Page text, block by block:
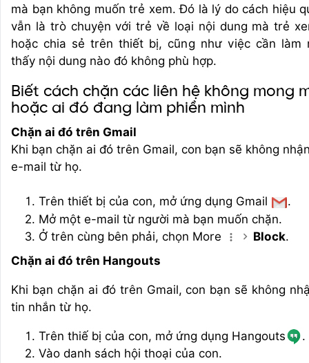
mà bạn không muốn trẻ xem. Đó là lý do cách hiệu
vẫn là trò chuyện với trẻ về loại nội dung mà trẻ
hoặc chia sẻ trên thiết bị, cũng như việc cần làm
thấy nội dung nào đó không phù hợp.
Biết cách chặn các liên hệ không mong
hoặc ai đó đang làm phiền mình
Chặn ai đó trên Gmail
Khi bạn chặn ai đó trên Gmail, con bạn sẽ không
e-mail từ họ.
Trên thiết bị của con, mở ứng dụng Gmail
.
Mở một e-mail từ người mà bạn muốn chặn.
Ở trên cùng bên phải, chọn More
Block.
Chặn ai đó trên Hangouts
Khi bạn chặn ai đó trên Gmail, con bạn sẽ không
tin nhắn từ họ.
Trên thiế bị của con, mở ứng dụng Hangouts
.
Vào danh sách hội thoại của con.